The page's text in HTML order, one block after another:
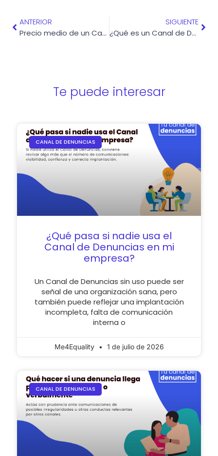
ANTERIOR
Precio medio de un Canal de Denuncias
SIGUIENTE
¿Qué es un Canal de Denuncias y por qué una empresa necesita implementarlo?
Te puede interesar
CANAL DE DENUNCIAS
¿Qué pasa si nadie usa el
Canal de Denuncias en mi
empresa?
Un Canal de Denuncias sin uso puede ser
señal de una organización sana, pero
también puede reflejar una implantación
incompleta, falta de comunicación
interna o
Me4Equality 1 de julio de 2026
CANAL DE DENUNCIAS